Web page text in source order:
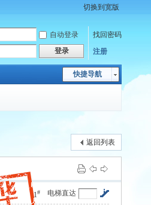
切换到宽版
自动登录
找回密码
登录 注册
快捷导航
返回列表
电梯直达
1#